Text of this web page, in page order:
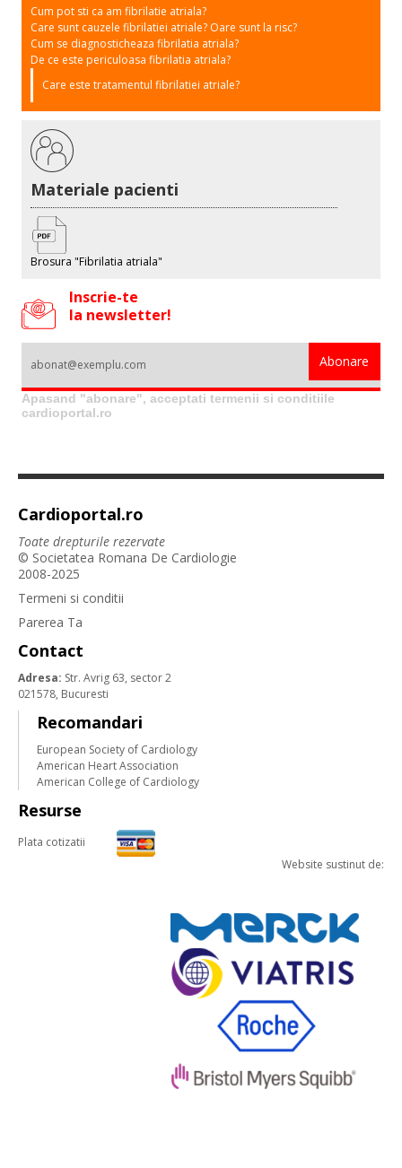
Cum pot sti ca am fibrilatie atriala?
Care sunt cauzele fibrilatiei atriale? Oare sunt la risc?
Cum se diagnosticheaza fibrilatia atriala?
De ce este periculoasa fibrilatia atriala?
Care este tratamentul fibrilatiei atriale?
Materiale pacienti
Brosura "Fibrilatia atriala"
Inscrie-te
la newsletter!
Apasand "abonare", acceptati termenii si conditiile
cardioportal.ro
Cardioportal.ro
Toate drepturile rezervate
© Societatea Romana De Cardiologie
2008-2025
Termeni si conditii
Parerea Ta
Contact
Adresa: Str. Avrig 63, sector 2
021578, Bucuresti
Recomandari
European Society of Cardiology
American Heart Association
American College of Cardiology
Resurse
Plata cotizatii
Website sustinut de: